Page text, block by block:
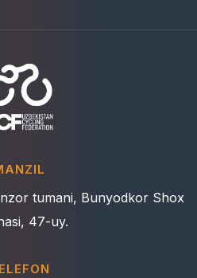
tumani, Bunyodkor Shox
47-uy.